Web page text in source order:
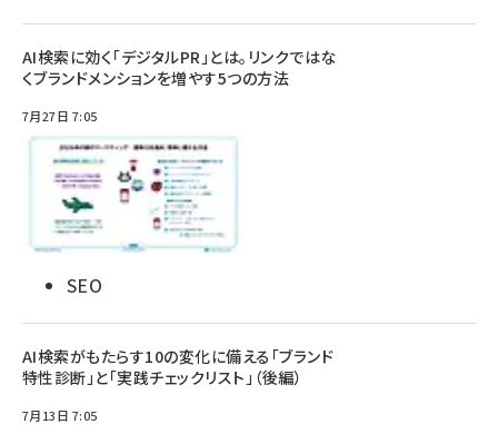
AI検索に効く「デジタルPR」とは。リンクではな
くブランドメンションを増やす5つの方法
7月27日 7:05
SEO
AI検索がもたらす10の変化に備える「ブランド
特性診断」と「実践チェックリスト」（後編）
7月13日 7:05